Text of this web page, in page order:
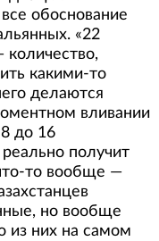
обоснование
«22
какими-то
делаются
вливании
до 16
получит
то вообще —
но вообще
из них на самом